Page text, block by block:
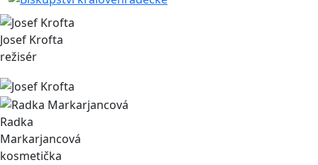
Josef Krofta
režisér
Radka
Markarjancová
kosmetička